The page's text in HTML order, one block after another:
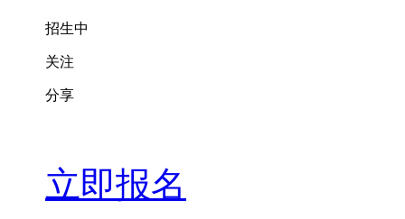
招生中
关注
分享
立即报名